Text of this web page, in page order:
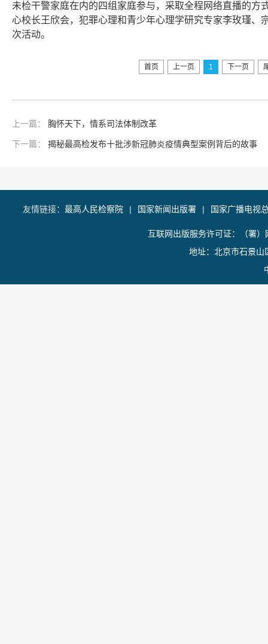
未检干警家庭在内的四组家庭参与，采取全程网络直播的
心校长王欣会，犯罪心理和青少年心理学研究专家李玫瑾、
次活动。
首页 上一页 1 下一页
上一篇： 胸怀天下，情系司法体制改革
下一篇： 揭秘最高检发布十批涉新冠肺炎疫情典型案例背后的故事
友情链接： 最高人民检察院 | 国家新闻出版署 | 国家广播电视
互联网出版服务许可证：（署
地址：北京市石景